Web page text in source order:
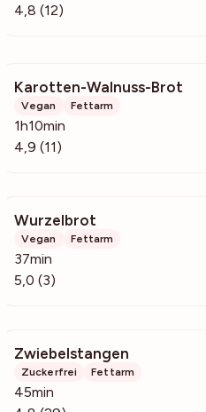
4,8 (12)
Karotten-Walnuss-Brot
Vegan Fettarm
1h10min
4,9 (11)
Wurzelbrot
Vegan Fettarm
37min
5,0 (3)
Zwiebelstangen
Zuckerfrei Fettarm
45min